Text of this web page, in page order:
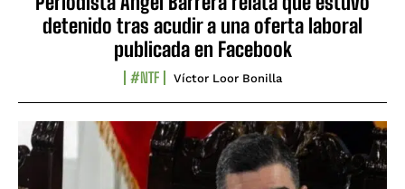
detenido tras acudir a una oferta laboral
publicada en Facebook
#NTF Víctor Loor Bonilla